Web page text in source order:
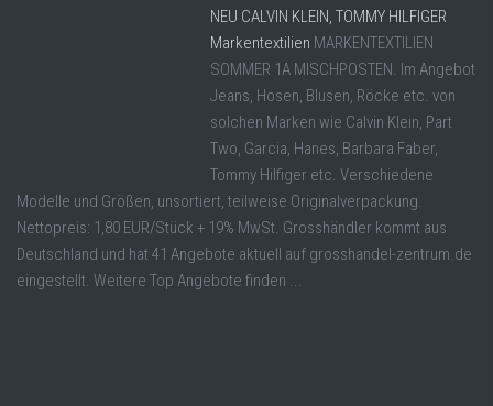
NEU CALVIN KLEIN, TOMMY HILFIGER
Markentextilien MARKENTEXTILIEN
SOMMER 1A MISCHPOSTEN. Im Angebot
Jeans, Hosen, Blusen, Röcke etc. von
solchen Marken wie Calvin Klein, Part
Two, Garcia, Hanes, Barbara Faber,
Tommy Hilfiger etc. Verschiedene
Modelle und Größen, unsortiert, teilweise Originalverpackung.
Nettopreis: 1,80 EUR/Stück + 19% MwSt. Grosshändler kommt aus
Deutschland und hat 41 Angebote aktuell auf grosshandel-zentrum.de
eingestellt. Weitere Top Angebote finden ...